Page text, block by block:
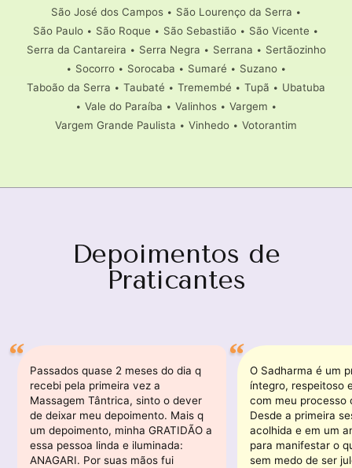
São José dos Campos• São Lourenço da Serra •
São Paulo • São Roque • São Sebastião • São Vicente •
Serra da Cantareira • Serra Negra • Serrana • Sertãozinho
• Socorro• Sorocaba • Sumaré • Suzano•
Taboão da Serra • Taubaté • Tremembé • Tupã • Ubatuba
• Vale do Paraíba • Valinhos• Vargem •
Vargem Grande Paulista • Vinhedo • Votorantim
Depoimentos de
Praticantes
Passados quase 2 meses do dia q
recebi pela primeira vez a
Massagem Tântrica, sinto o dever
de deixar meu depoimento. Mais q
um depoimento, minha GRATIDÃO a
essa pessoa linda e iluminada:
ANAGARI. Por suas mãos fui
O Sadharma é um
íntegro, respeitoso
com meu processo
Desde a primeira
acolhida e em um
para manifestar o
sem medo de ser